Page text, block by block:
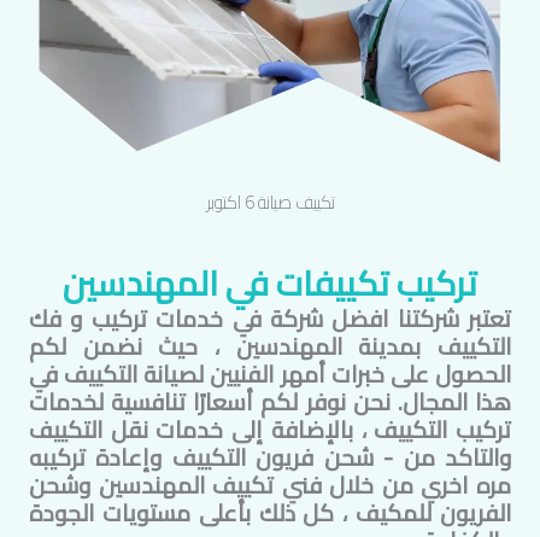
تكييف صيانة 6 اكتوبر
تركيب تكييفات فيالمهندسين
تعتبر شركتنا افضل شركة في خدمات تركيب و فك
التكييف بمدينةالمهندسين ، حيث نضمن لكم
الحصول على خبرات أمهر الفنيين لصيانة التكييف في
هذا المجال. نحن نوفر لكم أسعارًا تنافسية لخدمات
تركيب التكييف ، بالإضافة إلى خدمات نقل التكييف
والتاكد من - شحن فريون التكييف وإعادة تركيبه
مره اخري من خلال فني تكييفالمهندسين وشحن
الفريون للمكيف ، كل ذلك بأعلى مستويات الجودة